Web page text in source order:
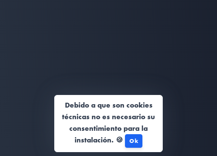
Debido a que son cookies
técnicas no es necesario su
consentimiento para la
instalación. 🍪
Ok